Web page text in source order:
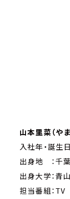
山本里菜（や
入社年・誕
出身地 ：千
出身大学：青
担当番組：